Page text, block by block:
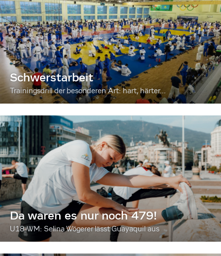
Schwerstarbeit
Trainingsdrill der besonderen Art: hart, härter...
Da waren es nur noch 479!
U18-WM: Selina Wögerer lässt Guayaquil aus